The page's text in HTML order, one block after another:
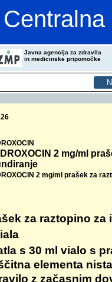
Javna agencija za zdravila
in medicinske pripomočke
2 mg/ml
2 mg/ml prašek za
za raztopino za
s 30 ml vialo s
elementa
z začasnim